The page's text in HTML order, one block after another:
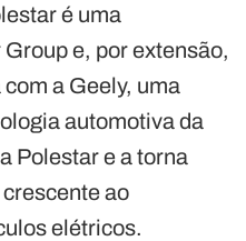
é uma
e, por extensão,
a Geely, uma
automotiva da
Polestar e a torna
ao
elétricos.